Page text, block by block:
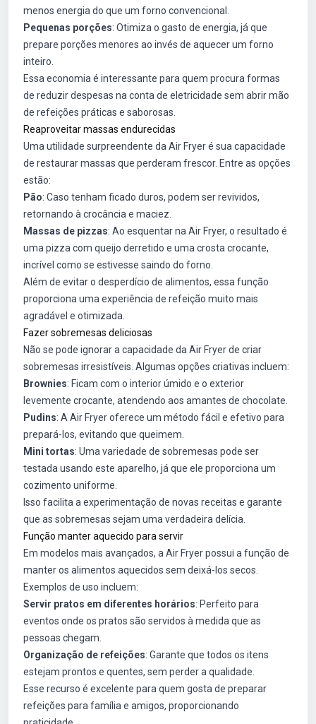
menos energia do que um forno convencional.
Pequenas porções: Otimiza o gasto de energia, já que
prepare porções menores ao invés de aquecer um forno
inteiro.
Essa economia é interessante para quem procura formas
de reduzir despesas na conta de eletricidade sem abrir mão
de refeições práticas e saborosas.
Reaproveitar massas endurecidas
Uma utilidade surpreendente da Air Fryer é sua capacidade
de restaurar massas que perderam frescor. Entre as opções
estão:
Pão: Caso tenham ficado duros, podem ser revividos,
retornando à crocância e maciez.
Massas de pizzas: Ao esquentar na Air Fryer, o resultado é
uma pizza com queijo derretido e uma crosta crocante,
incrível como se estivesse saindo do forno.
Além de evitar o desperdício de alimentos, essa função
proporciona uma experiência de refeição muito mais
agradável e otimizada.
Fazer sobremesas deliciosas
Não se pode ignorar a capacidade da Air Fryer de criar
sobremesas irresistíveis. Algumas opções criativas incluem:
Brownies: Ficam com o interior úmido e o exterior
levemente crocante, atendendo aos amantes de chocolate.
Pudins: A Air Fryer oferece um método fácil e efetivo para
prepará-los, evitando que queimem.
Mini tortas: Uma variedade de sobremesas pode ser
testada usando este aparelho, já que ele proporciona um
cozimento uniforme.
Isso facilita a experimentação de novas receitas e garante
que as sobremesas sejam uma verdadeira delícia.
Função manter aquecido para servir
Em modelos mais avançados, a Air Fryer possui a função de
manter os alimentos aquecidos sem deixá-los secos.
Exemplos de uso incluem:
Servir pratos em diferentes horários: Perfeito para
eventos onde os pratos são servidos à medida que as
pessoas chegam.
Organização de refeições: Garante que todos os itens
estejam prontos e quentes, sem perder a qualidade.
Esse recurso é excelente para quem gosta de preparar
refeições para família e amigos, proporcionando